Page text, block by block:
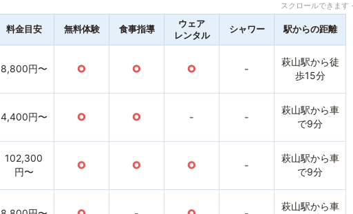
スクロールできま
料金目安 無料体験 食事指導
ウェア
レンタル
シャワー 駅からの距離
8,800円〜 ○ ○ ○ -
萩山駅から徒
歩15分
4,400円〜 ○ ○ - -
萩山駅から車
で9分
102,300
円〜
○ ○ ○ -
萩山駅から車
で9分
萩山駅から車